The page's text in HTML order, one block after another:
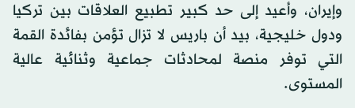
وإيران، وأعيد إلى حد كبير تطبيع العلاقات بين تركيا
ودول خليجية، بيد أن باريس لا تزال تؤمن بفائدة القمة
التي توفر منصة لمحادثات جماعية وثنائية عالية
المستوى.